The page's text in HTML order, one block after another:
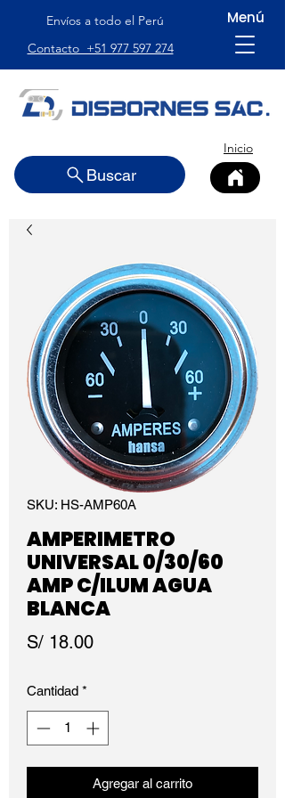
Envíos a todo el Perú
Contacto +51 977 597 274
Menú
Inicio
Buscar
SKU: HS-AMP60A
AMPERIMETRO
UNIVERSAL 0/30/60
AMP C/ILUM AGUA
BLANCA
S/ 18.00Precio
Cantidad *
Agregar al carrito